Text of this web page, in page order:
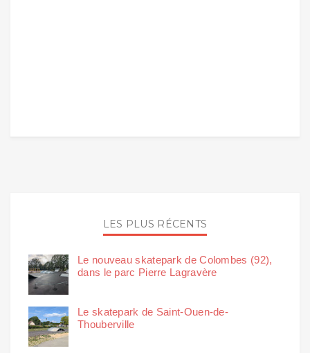
LES PLUS RÉCENTS
Le nouveau skatepark de Colombes (92),
dans le parc Pierre Lagravère
Le skatepark de Saint-Ouen-de-
Thouberville